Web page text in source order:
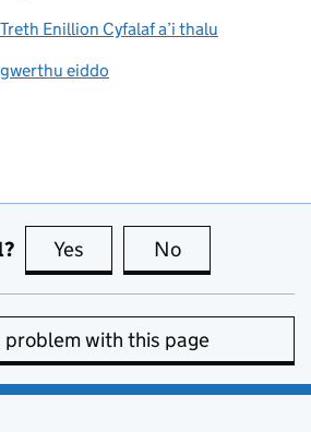
Enillion Cyfalaf a’i thalu
eiddo
Yes this page is useful
No
problem with this page